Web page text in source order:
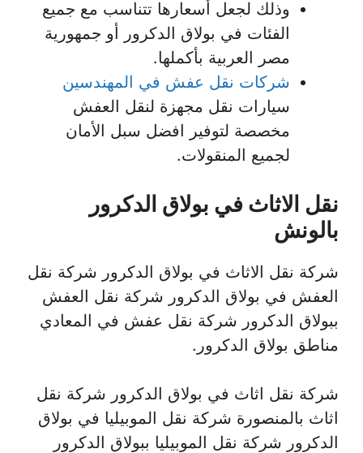
وذلك لجعل أسعارها تتناسب مع جميع
الفئات في بولاق الدكرور أو جمهورية
مصر العربية بأكملها.
شركات نقل عفش في المهندسين
سيارات نقل مجهزة لنقل العفش
مخصصة لتوفير افضل سبل الأمان
لجميع المنقولات.
نقل الاثاث في بولاق الدكرور
بالونش
شركة نقل الاثاث في بولاق الدكرور شركة نقل
العفش في بولاق الدكرور شركة نقل العفش
ببولاق الدكرور شركة نقل عفش في المعادي
مناطق بولاق الدكرور.
شركة نقل اثاث في بولاق الدكرور شركة نقل
اثاث بالمنصورة شركة نقل الموبيليا في بولاق
الدكرور شركة نقل الموبيليا ببولاق الدكرور